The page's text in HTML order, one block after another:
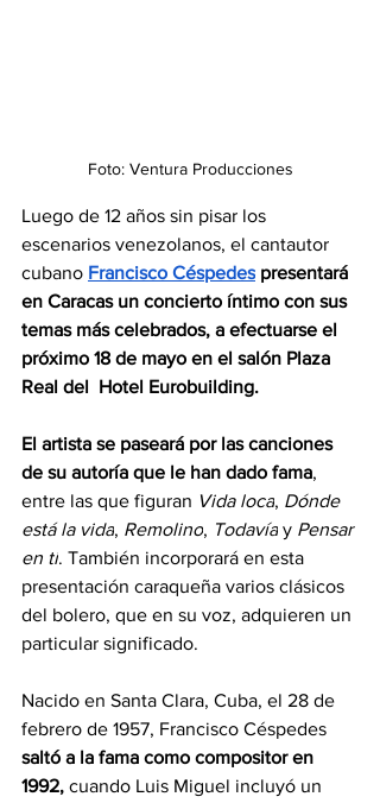
Foto: Ventura Producciones
Luego de 12 años sin pisar los
escenarios venezolanos, el cantautor
cubano Francisco Céspedes presentará
en Caracas un concierto íntimo con sus
temas más celebrados, a efectuarse el
próximo 18 de mayo en el salón Plaza
Real del  Hotel Eurobuilding.
El artista se paseará por las canciones
de su autoría que le han dado fama,
entre las que figuran Vida loca, Dónde
está la vida, Remolino, Todavía y Pensar
en tí. También incorporará en esta
presentación caraqueña varios clásicos
del bolero, que en su voz, adquieren un
particular significado.
Nacido en Santa Clara, Cuba, el 28 de
febrero de 1957, Francisco Céspedes
saltó a la fama como compositor en
1992, cuando Luis Miguel incluyó un